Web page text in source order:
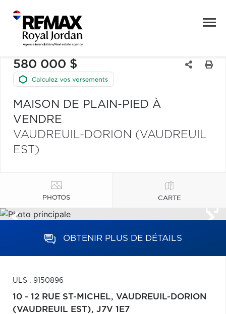
580 000 $
MAISON DE PLAIN-PIED À
VENDRE
VAUDREUIL-DORION (VAUDREUIL
EST)
PHOTOS CARTE
OBTENIR PLUS DE DÉTAILS
ULS : 9150896
10 - 12 RUE ST-MICHEL, VAUDREUIL-DORION
(VAUDREUIL EST), J7V 1E7